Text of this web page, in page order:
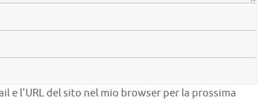
e l'URL del sito nel mio browser per la prossima